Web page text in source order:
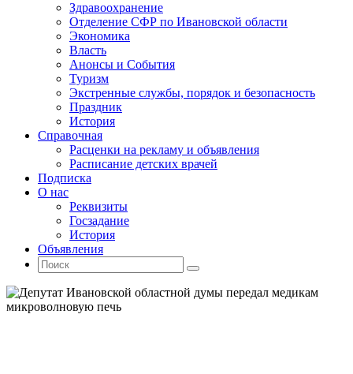
Здравоохранение
Отделение СФР по Ивановской области
Экономика
Власть
Анонсы и События
Туризм
Экстренные службы, порядок и безопасность
Праздник
История
Справочная
Расценки на рекламу и объявления
Расписание детских врачей
Подписка
О нас
Реквизиты
Госзадание
История
Объявления
Поиск
Искать:
Поиск